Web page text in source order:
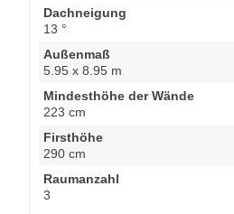
Dachneigung
13 °
Außenmaß
5.95 x 8.95 m
Mindesthöhe der Wände
223 cm
Firsthöhe
290 cm
Raumanzahl
3